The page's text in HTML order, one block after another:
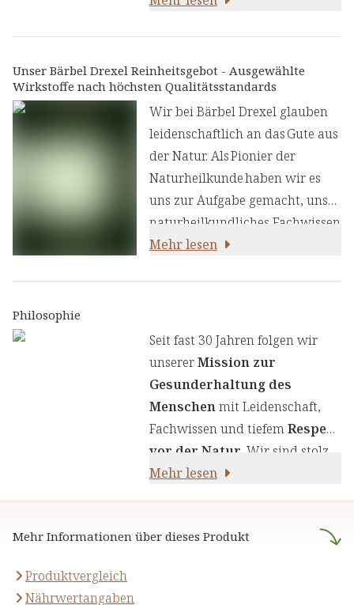
dieser ausgewählten
Bitterkräuter bildet eine
harmonische Komposition
traditioneller Pflanzen.
Unser Bärbel Drexel Reinheitsgebot - Ausgewählte
Wirkstoffe nach höchsten Qualitätsstandards
Wir bei Bärbel Drexel glauben
leidenschaftlich an das Gute aus
der Natur. Als Pionier der
Naturheilkunde haben wir es
uns zur Aufgabe gemacht, unser
naturheilkundliches Fachwissen
und unsere Erfahrung mit den
Wir legen großen Wert auf
einen genauen Auswahlprozess
unserer Inhaltsstoffe, um Ihnen
sorgfältig zusammengestellte
Produkte zu liefern. Wir nutzen
die Kraft von Kräutern,
Pflanzenstoffen und anderen
Wohlbefinden.
Mehr lesen
Mehr Informationen über dieses Produkt
Produktvergleich
Nährwertangaben
Philosophie
Seit fast 30 Jahren folgen wir
unsererMission zur
Gesunderhaltung des
Menschenmit Leidenschaft,
Fachwissen und tiefemRespekt
vor der Natur . Wir sind stolz
darauf,naturreine Produkte
stützen.
Mehr lesen